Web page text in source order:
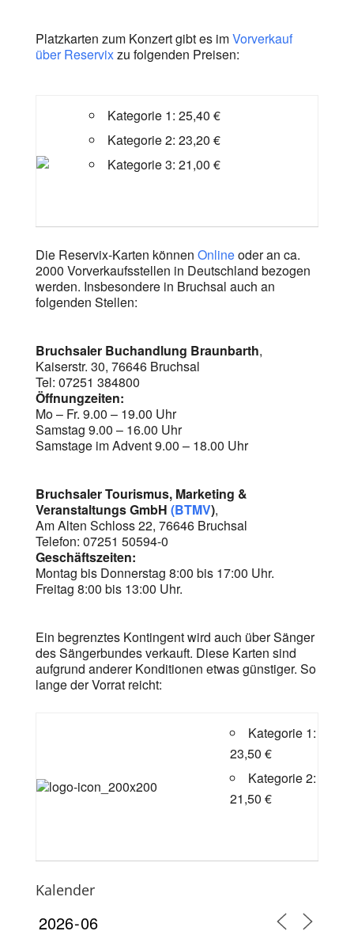
Platzkarten zum Konzert gibt es imVorverkauf
über Reservixzu folgenden Preisen:
Kategorie 1: 25,40 €
Kategorie 2: 23,20 €
Kategorie 3: 21,00 €
Die Reservix-Karten können Onlineoder an ca.
2000 Vorverkaufsstellen in Deutschland bezogen
werden. Insbesondere in Bruchsal auch an
folgenden Stellen:
Bruchsaler Buchandlung Braunbarth,
Kaiserstr. 30, 76646 Bruchsal
Tel: 07251 384800
Öffnungzeiten:
Mo – Fr. 9.00 – 19.00 Uhr
Samstag 9.00 – 16.00 Uhr
Samstage im Advent 9.00 – 18.00 Uhr
Bruchsaler Tourismus, Marketing &
Veranstaltungs GmbH (BTMV),
Am Alten Schloss 22, 76646 Bruchsal
Telefon: 07251 50594-0
Geschäftszeiten:
Montag bis Donnerstag 8:00 bis 17:00 Uhr.
Freitag 8:00 bis 13:00 Uhr.
Ein begrenztes Kontingent wird auch über Sänger
des Sängerbundes verkauft. Diese Karten sind
aufgrund anderer Konditionen etwas günstiger. So
lange der Vorrat reicht:
Kategorie 1:
23,50 €
Kategorie 2:
21,50 €
Kalender